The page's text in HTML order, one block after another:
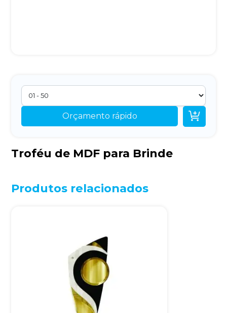
Orçamento rápido 
Troféu de MDF para Brinde
Produtos relacionados